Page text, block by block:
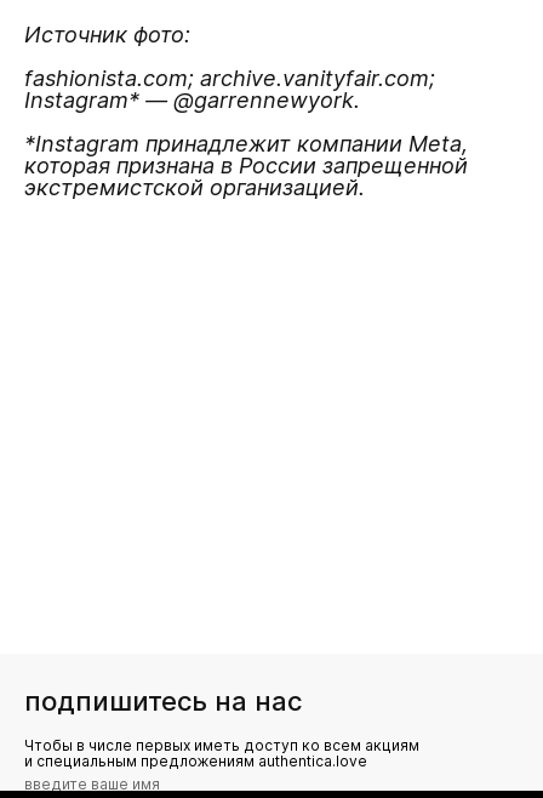
Источник фото:
fashionista.com; archive.vanityfair.com;
Instagram* — @garrennewyork.
*Instagram принадлежит компании Meta,
которая признана в России запрещенной
экстремистской организацией.
подпишитесь на нас
Чтобы в числе первых иметь доступ ко всем акциям
и специальным предложениям authentica.love